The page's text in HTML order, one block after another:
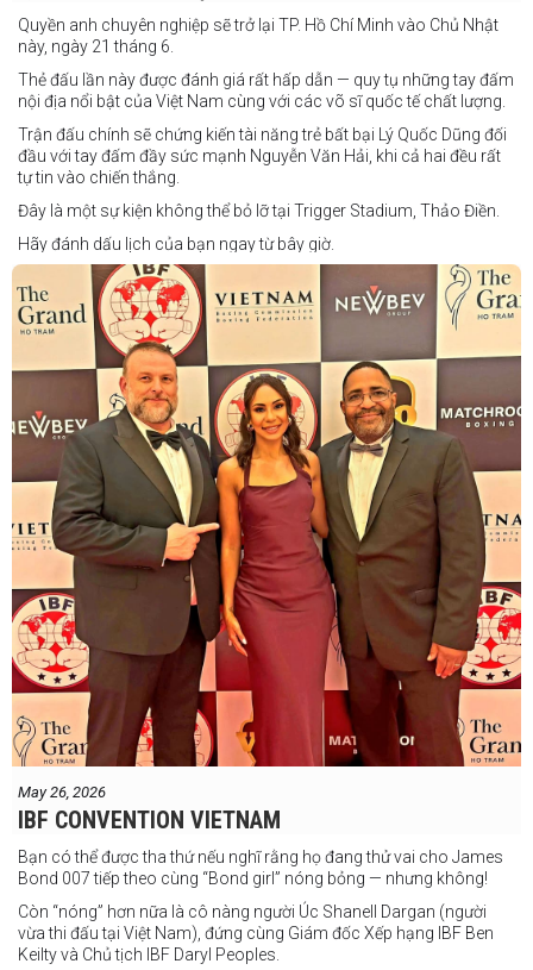
Quyền anh chuyên nghiệp sẽ trở lại TP. Hồ Chí Minh vào Chủ Nhật
này, ngày 21 tháng 6.
Thẻ đấu lần này được đánh giá rất hấp dẫn — quy tụ những tay đấm
nội địa nổi bật của Việt Nam cùng với các võ sĩ quốc tế chất lượng.
Trận đấu chính sẽ chứng kiến tài năng trẻ bất bại Lý Quốc Dũng đối
đầu với tay đấm đầy sức mạnh Nguyễn Văn Hải, khi cả hai đều rất
tự tin vào chiến thắng.
Đây là một sự kiện không thể bỏ lỡ tại Trigger Stadium, Thảo Điền.
Hãy đánh dấu lịch của bạn ngay từ bây giờ.
Thông tin cập nhật sẽ sớm được công bố.
May 26, 2026
IBF CONVENTION VIETNAM
Bạn có thể được tha thứ nếu nghĩ rằng họ đang thử vai cho James
Bond 007 tiếp theo cùng “Bond girl” nóng bỏng — nhưng không!
Còn “nóng” hơn nữa là cô nàng người Úc Shanell Dargan (người
vừa thi đấu tại Việt Nam), đứng cùng Giám đốc Xếp hạng IBF Ben
Keilty và Chủ tịch IBF Daryl Peoples.